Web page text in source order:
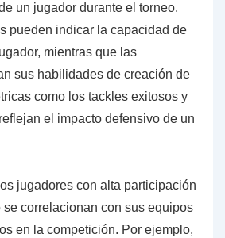
un jugador durante el torneo.
pueden indicar la capacidad de
mientras que las
sus habilidades de creación de
como los tackles exitosos y
el impacto defensivo de un
jugadores con alta participación
correlacionan con sus equipos
en la competición. Por ejemplo,